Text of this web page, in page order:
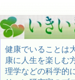
健康でいることは
康に人生を楽しむ
理学などの科学的